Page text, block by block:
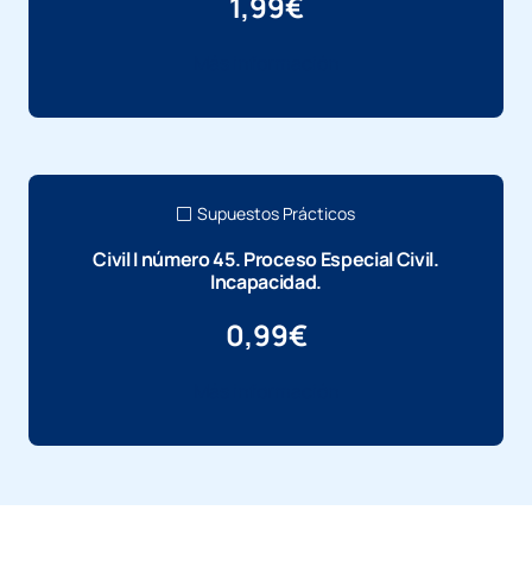
Supuestos Prácticos
Civil I número 45. Proceso Especial Civil.
Incapacidad.
0,99€